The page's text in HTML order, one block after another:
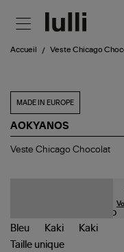
Accueil Veste Chicago
MADE IN EUROPE
AOKYANOS
Veste
Veste Chicago Chocolat
Taille unique